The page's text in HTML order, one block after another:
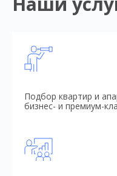
Подбор квартир и
бизнес- и премиум-